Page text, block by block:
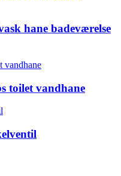
hane badeværelse
toilet vandhane